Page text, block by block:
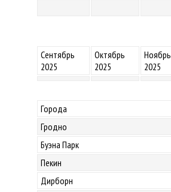
Сентябрь
2025
Октябрь
2025
Ноябрь
2025
Города
Гродно
Буэна Парк
Пекин
Дирборн